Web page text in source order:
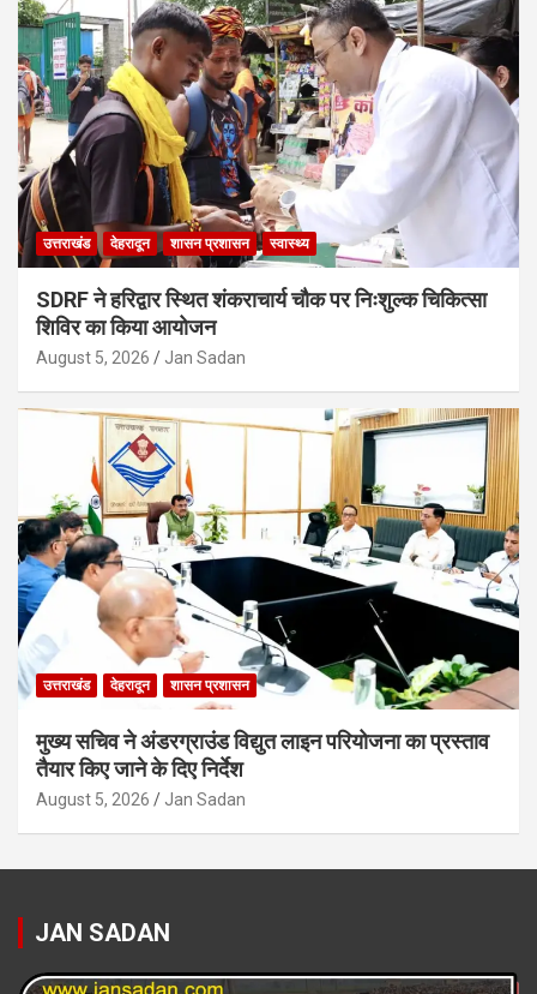
उत्तराखंड देहरादून शासन प्रशासन स्वास्थ्य
SDRF ने हरिद्वार स्थित शंकराचार्य चौक पर निःशुल्क चिकित्सा
शिविर का किया आयोजन
August 5, 2026 Jan Sadan
उत्तराखंड देहरादून शासन प्रशासन
मुख्य सचिव ने अंडरग्राउंड विद्युत लाइन परियोजना का प्रस्ताव
तैयार किए जाने के दिए निर्देश
August 5, 2026 Jan Sadan
JAN SADAN